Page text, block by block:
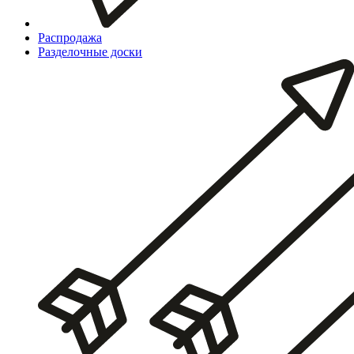
Распродажа
Разделочные доски